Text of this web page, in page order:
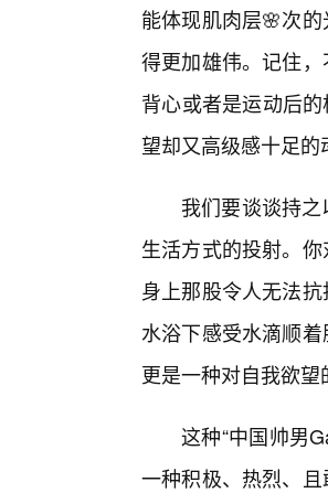
能体现肌肉层🌸次
得更加雄伟。记住
背心或者是运动后
望却又高级感十足的
我们要谈谈持
生活方式的投射。
身上那股令人无法
水浴下感受水滴顺
更是一种对自我欲望
这种“中国帅男
一种积极、热烈、